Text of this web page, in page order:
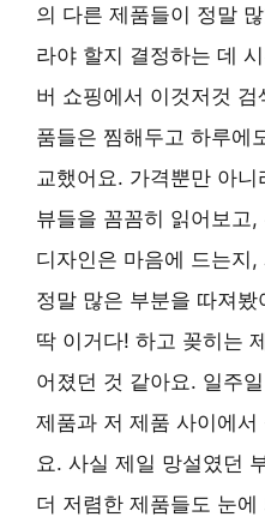
의 다른 제품들이 정말
라야 할지 결정하는 데
버 쇼핑에서 이것저것
품들은 찜해두고 하루에
교했어요. 가격뿐만 아
뷰들을 꼼꼼히 읽어보고
디자인은 마음에 드는지
정말 많은 부분을 따져
딱 이거다! 하고 꽂히는
어졌던 것 같아요. 일주
제품과 저 제품 사이에
요. 사실 제일 망설였던
더 저렴한 제품들도 눈